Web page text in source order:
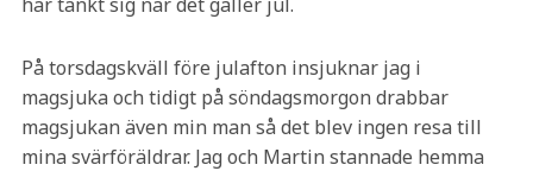
På torsdagskväll före julafton insjuknar jag i
magsjuka och tidigt på söndagsmorgon drabbar
magsjukan även min man så det blev ingen resa till
mina svärföräldrar. Jag och Martin stannade hemma